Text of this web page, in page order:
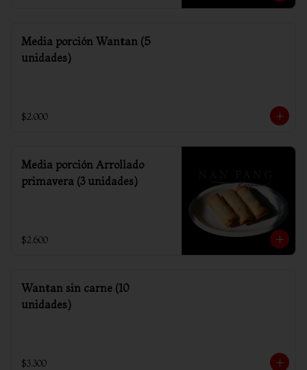
Media porción Wantan (5
unidades)
$2.000
Media porción Arrollado
primavera (3 unidades)
$2.600
Wantan sin carne (10
unidades)
$3.300